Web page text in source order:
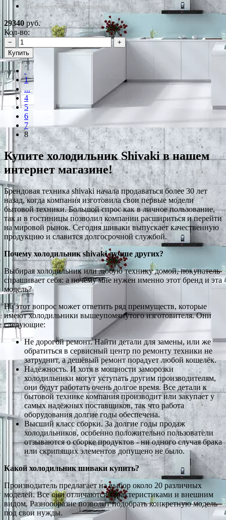
*Наличие уточняйте у менеджера
29340руб.
Кол-во:
−
+
Купить
1
...
4
5
6
7
8
Купите холодильник Shivaki в нашем
интернет магазине!
Брендовая техника shivaki начала продаваться более 30 лет
назад, когда компания изготовила свои первые модели
бытовой техники. Большой спрос как в личное пользование,
так и в гостиницы позволил компании расшириться и перейти
на мировой рынок. Сегодня шиваки выпускает качественную
продукцию и славится долгосрочной службой.
Почему холодильник shivaki лучше других?
Выбирая холодильник или любую технику домой, покупатель
спрашивает себя: а почему мне нужен именно этот бренд и эта
модель?
На этот вопрос может ответить ряд преимуществ, которые
имеют холодильники вышеупомянутого изготовителя. Они
следующие:
Не дорогой ремонт. Найти детали для замены, или же
обратиться в сервисный центр по ремонту техники не
затруднит, а дешёвый ремонт порадует любой кошелёк.
Надёжность. И хотя в мощности заморозки
холодильники могут уступать другим производителям,
они будут работать очень долгое время. Все детали к
бытовой технике компания производит или закупает у
самых надёжных поставщиков, так что работа
оборудования долгие годы обеспечена.
Высший класс сборки. За долгие годы продаж
холодильников, особенно положительно пользователи
отзываются о сборке продуктов - ни одного случая брака
или скрипящих элементов допущено не было.
Какой холодильник шиваки купить?
Производитель предлагает на выбор около 20 различных
моделей. Все они отличаются характеристиками и внешним
видом. Разнообразие позволит подобрать конкретную модель
под свои нужды.